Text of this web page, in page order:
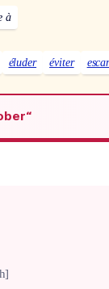
à
éluder éviter